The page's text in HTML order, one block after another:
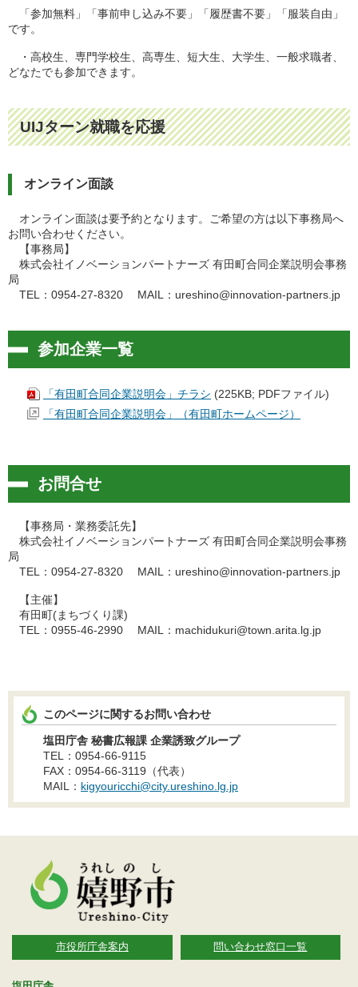
「参加無料」「事前申し込み不要」「履歴書不要」「服装自由」
です。
・高校生、専門学校生、高専生、短大生、大学生、一般求職者、
どなたでも参加できます。
UIJターン就職を応援
オンライン面談
オンライン面談は要予約となります。ご希望の方は以下事務局へ
お問い合わせください。
【事務局】
株式会社イノベーションパートナーズ 有田町合同企業説明会事務
局
TEL：0954-27-8320 MAIL：ureshino@innovation-partners.jp
参加企業一覧
「有田町合同企業説明会」チラシ (225KB; PDFファイル)
「有田町合同企業説明会」（有田町ホームページ）
お問合せ
【事務局・業務委託先】
株式会社イノベーションパートナーズ 有田町合同企業説明会事務
局
TEL：0954-27-8320 MAIL：ureshino@innovation-partners.jp
【主催】
有田町(まちづくり課)
TEL：0955-46-2990 MAIL：machidukuri@town.arita.lg.jp
このページに関するお問い合わせ
塩田庁舎 秘書広報課 企業誘致グループ
TEL：0954-66-9115
FAX：0954-66-3119（代表）
MAIL： kigyouricchi@city.ureshino.lg.jp
市役所庁舎案内 問い合わせ窓口一覧